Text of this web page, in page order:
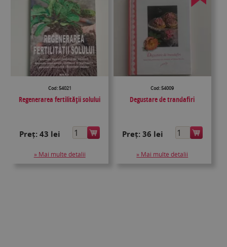
Cod: 54021
Regenerarea fertilității solului
Preț:43 lei
» Mai multe detalii
Cod: 54009
Degustare de trandafiri
Preț: 36 lei
» Mai multe detalii